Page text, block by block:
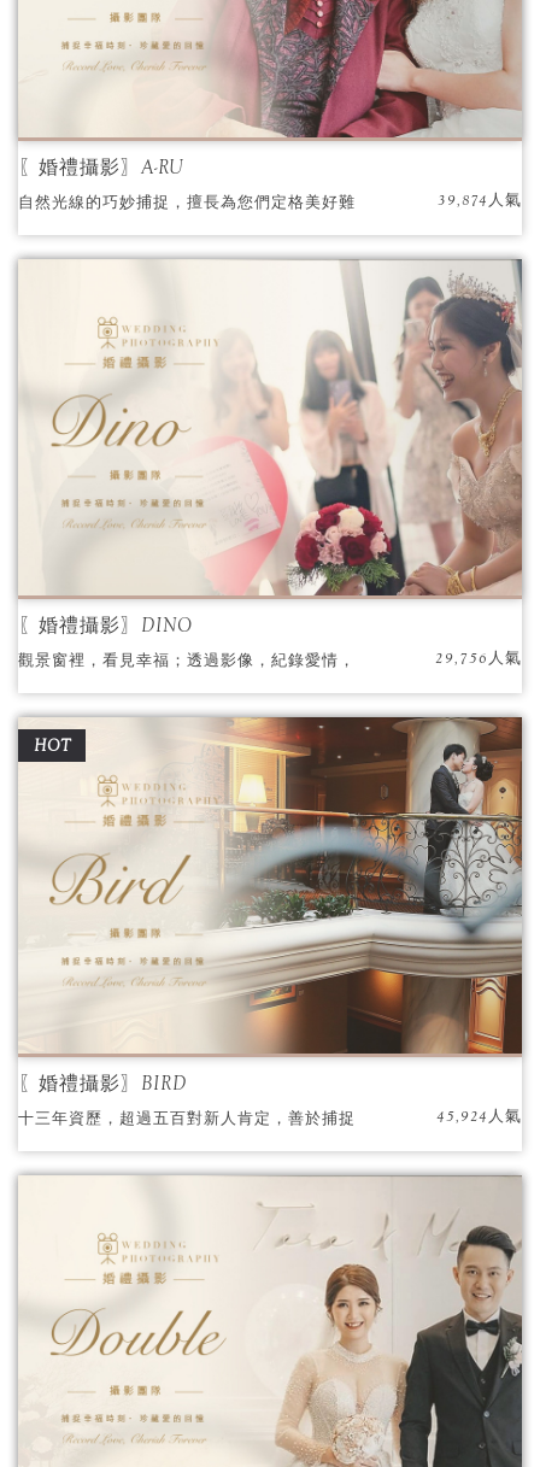
〖婚禮攝影〗A-RU
自然光線的巧妙捕捉，擅長為您們定格美好難
忘的畫面，收藏一輩子美好的回憶！
39,874人氣
〖婚禮攝影〗DINO
觀景窗裡，看見幸福；透過影像，紀錄愛情，
29,756人氣
HOT
〖婚禮攝影〗BIRD
十三年資歷，超過五百對新人肯定，善於捕捉
45,924人氣